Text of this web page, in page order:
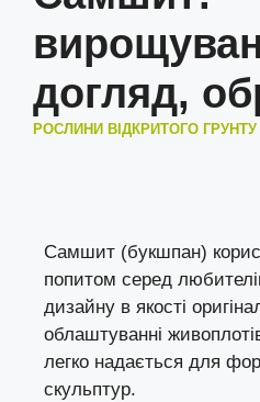
догляд,
РОСЛИНИ ВІДКРИТОГО ГРУНТУ
Самшит (букшпан)
попитом серед
дизайну в якості
облаштуванні
легко надається для
скульптур.